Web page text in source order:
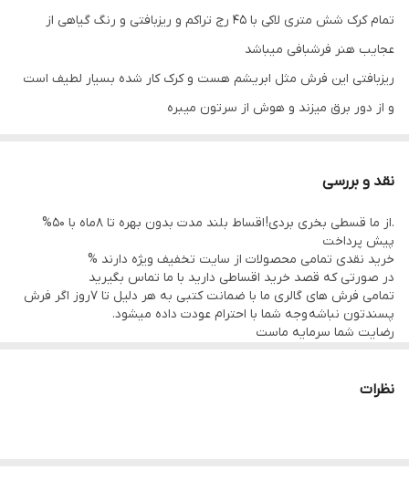
تمام کرک شش متری لاکی با 45 رج تراکم و ریزبافتی و رنگ گیاهی از
عجایب هنر فرشبافی میباشد
ریزبافتی این فرش مثل ابریشم هست و کرک کار شده بسیار لطیف است
و از دور برق میزند و هوش از سرتون میبره
نقد و بررسی
.از ما قسطی بخری بردی! اقساط بلند مدت بدون بهره تا 8ماه با 50%
پیش پرداخت
خرید نقدی تمامی محصولات از سایت تخفیف ویژه دارند %
در صورتی که قصد خرید اقساطی دارید با ما تماس بگیرید
تمامی فرش های گالری ما با ضمانت کتبی به هر دلیل تا 7روز اگر فرش
پسندتون نباشه وجه شما با احترام عودت داده میشود.
رضایت شما سرمایه ماست
از فلسطین اشعالی) پذیرفته میشود
نظرات